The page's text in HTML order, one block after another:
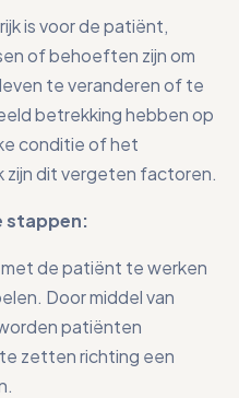
is voor de patiënt,
of behoeften zijn om
te veranderen of te
betrekking hebben op
conditie of het
zijn dit vergeten factoren.
stappen:
de patiënt te werken
Door middel van
patiënten
zetten richting een